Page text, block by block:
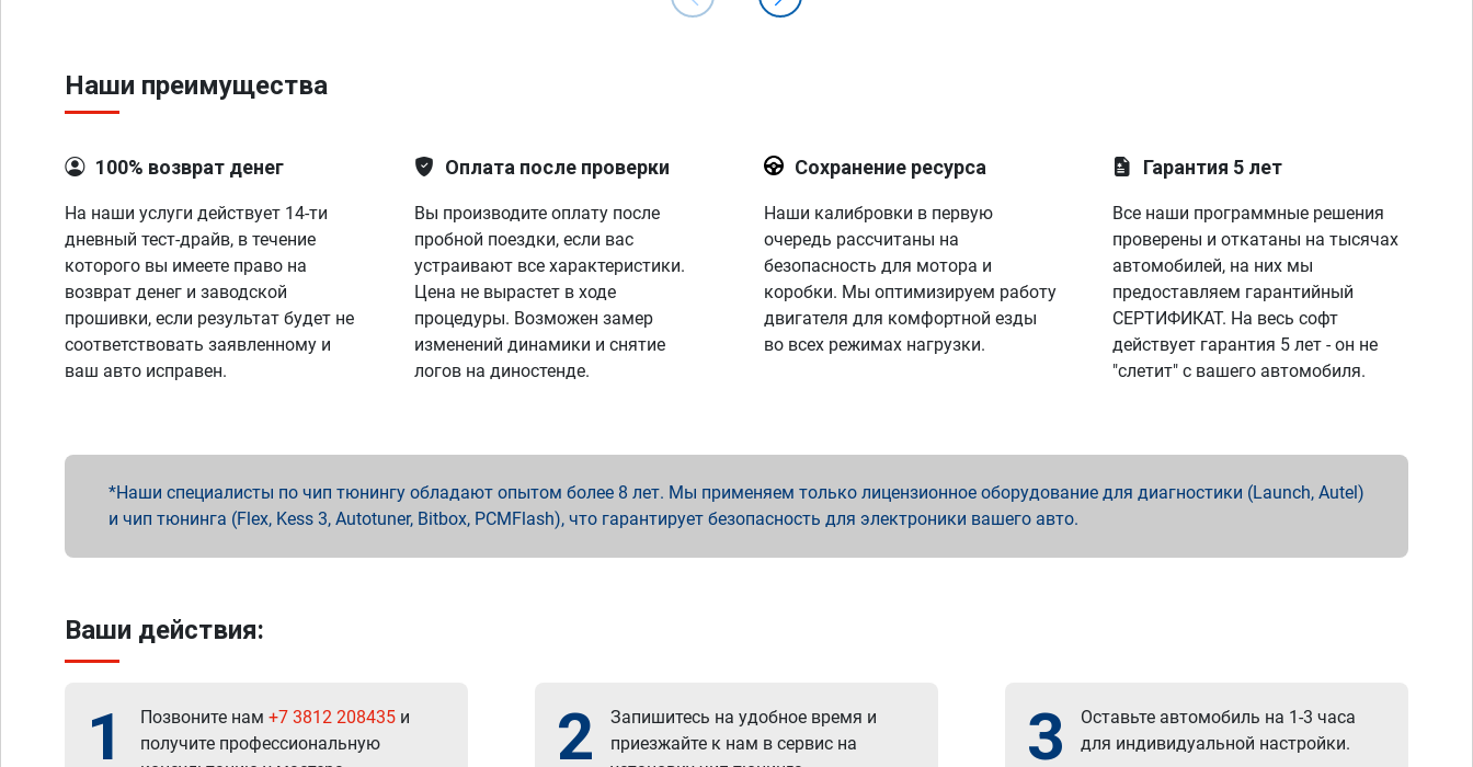
Наши преимущества
100% возврат денег
На наши услуги действует 14-ти
дневный тест-драйв, в течение
которого вы имеете право на
возврат денег и заводской
прошивки, если результат будет не
соответствовать заявленному и
ваш авто исправен.
Оплата после проверки
Вы производите оплату после
пробной поездки, если вас
устраивают все характеристики.
Цена не вырастет в ходе
процедуры. Возможен замер
изменений динамики и снятие
логов на диностенде.
Сохранение ресурса
Наши калибровки в первую
очередь рассчитаны на
безопасность для мотора и
коробки. Мы оптимизируем работу
двигателя для комфортной езды
во всех режимах нагрузки.
Гарантия 5 лет
Все наши программные решения
проверены и откатаны на тысячах
автомобилей, на них мы
предоставляем гарантийный
СЕРТИФИКАТ. На весь софт
действует гарантия 5 лет - он не
"слетит" с вашего автомобиля.
Наши специалисты по чип тюнингу обладают опытом более 8 лет. Мы применяем только лицензионное оборудование для диагностики (Launch, Autel)
и чип тюнинга (Flex, Kess 3, Autotuner, Bitbox, PCMFlash), что гарантирует безопасность для электроники вашего авто.
Ваши действия:
1 Позвоните нам +7 3812 208435 и
получите профессиональную
2
Запишитесь на удобное время и
приезжайте к нам в сервис на
3
Оставьте автомобиль на 1-3 часа
для индивидуальной настройки.